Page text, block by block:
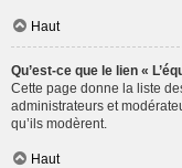
Haut
Qu’est-ce que le lien «
Cette page donne la liste
administrateurs et
qu’ils modèrent.
Haut